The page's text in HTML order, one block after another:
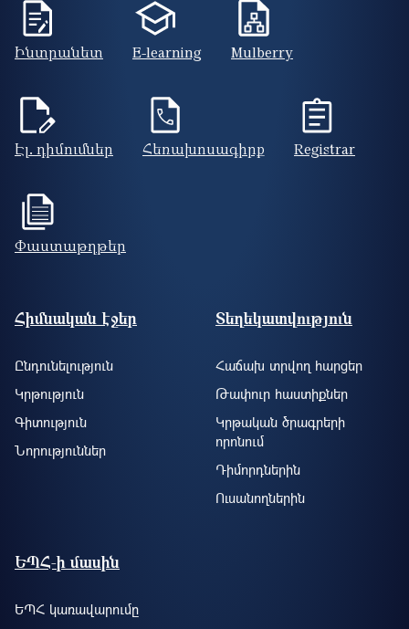
Ինտրանետ E-learning Mulberry
Էլ. դիմումներ Հեռախոսագիրք Registrar
Փաստաթղթեր
Footer site information
Հիմնական էջեր
Ընդունելություն
Կրթություն
Գիտություն
Նորություններ
Տեղեկատվություն
Հաճախ տրվող հարցեր
Թափուր հաստիքներ
Կրթական ծրագրերի
որոնում
Դիմորդներին
Ուսանողներին
ԵՊՀ-ի մասին
ԵՊՀ կառավարումը